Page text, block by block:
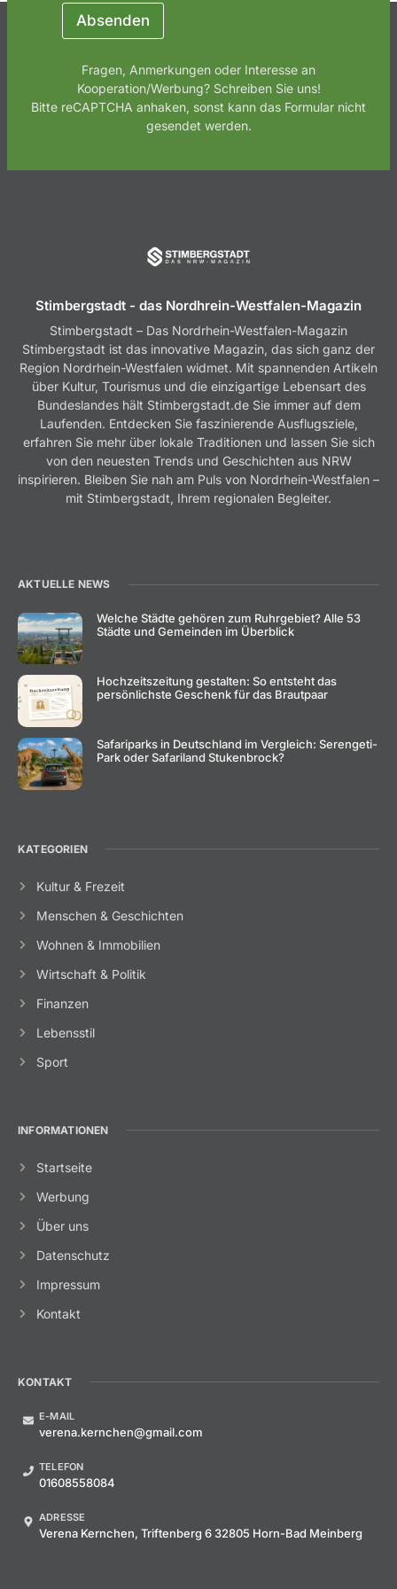
Absenden
Fragen, Anmerkungen oder Interesse an
Kooperation/Werbung? Schreiben Sie uns!
Bitte reCAPTCHA anhaken, sonst kann das Formular nicht
gesendet werden.
Stimbergstadt - das Nordhrein-Westfalen-Magazin
Stimbergstadt – Das Nordrhein-Westfalen-Magazin
Stimbergstadt ist das innovative Magazin, das sich ganz der
Region Nordrhein-Westfalen widmet. Mit spannenden Artikeln
über Kultur, Tourismus und die einzigartige Lebensart des
Bundeslandes hält Stimbergstadt.de Sie immer auf dem
Laufenden. Entdecken Sie faszinierende Ausflugsziele,
erfahren Sie mehr über lokale Traditionen und lassen Sie sich
von den neuesten Trends und Geschichten aus NRW
inspirieren. Bleiben Sie nah am Puls von Nordrhein-Westfalen –
mit Stimbergstadt, Ihrem regionalen Begleiter.
AKTUELLE NEWS
Welche Städte gehören zum Ruhrgebiet? Alle 53
Städte und Gemeinden im Überblick
Hochzeitszeitung gestalten: So entsteht das
persönlichste Geschenk für das Brautpaar
Safariparks in Deutschland im Vergleich: Serengeti-
Park oder Safariland Stukenbrock?
KATEGORIEN
Kultur & Frezeit
Menschen & Geschichten
Wohnen & Immobilien
Wirtschaft & Politik
Finanzen
Lebensstil
Sport
INFORMATIONEN
Startseite
Werbung
Über uns
Datenschutz
Impressum
Kontakt
KONTAKT
E-MAIL
verena.kernchen@gmail.com
TELEFON
01608558084
ADRESSE
Verena Kernchen, Triftenberg 6 32805 Horn-Bad Meinberg